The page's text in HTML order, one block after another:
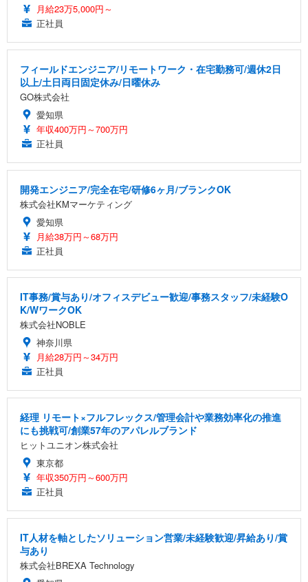
月給23万5,000円～
正社員
フィールドエンジニア/リモートワーク・在宅勤務可/週休2日
以上/土日両日固定休み/日曜休み
GO株式会社
愛知県
年収400万円～700万円
正社員
開発エンジニア/完全在宅/研修6ヶ月/ブランクOK
株式会社KMマーケティング
愛知県
月給38万円～68万円
正社員
IT事務/賞与あり/オフィスデビュー歓迎/事務スタッフ/未経験O
K/WワークOK
株式会社NOBLE
神奈川県
月給28万円～34万円
正社員
経理 リモート×フルフレックス/管理会計や業務効率化の推進
にも挑戦可/創業57年のアパレルブランド
ヒットユニオン株式会社
東京都
年収350万円～600万円
正社員
IT人材を軸としたソリューション営業/未経験歓迎/昇給あり/賞
与あり
株式会社BREXA Technology